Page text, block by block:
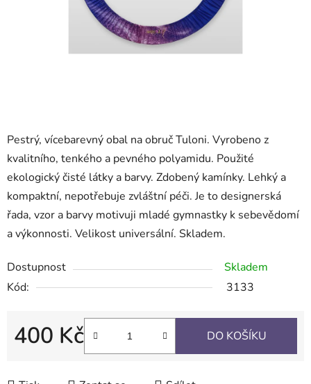
Pestrý, vícebarevný obal na obruč Tuloni. Vyrobeno z
kvalitního, tenkého a pevného polyamidu. Použité
ekologický čisté látky a barvy. Zdobený kamínky. Lehký a
kompaktní, nepotřebuje zvláštní péči. Je to designerská
řada, vzor a barvy motivuji mladé gymnastky k sebevědomí
a výkonnosti. Velikost universální. Skladem.
Dostupnost
Skladem
Kód:
3133
400 Kč DO KOŠÍKU